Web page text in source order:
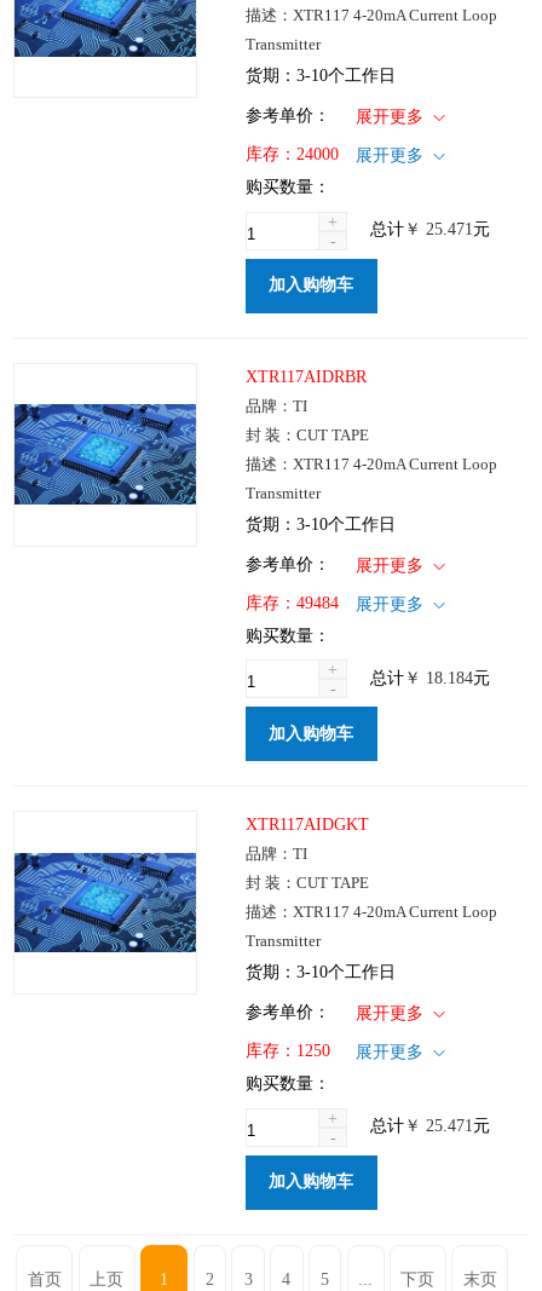
描述：XTR117 4-20mA Current Loop
Transmitter
货期：3-10个工作日
参考单价： 1+: ￥25.471
100+: ￥20.564
展开更多
库存： 24000
仓库：国内
展开更多
购买数量：
+
-
总计￥ 25.471元
加入购物车
XTR117AIDRBR
品牌：TI
封 装：CUT TAPE
描述：XTR117 4-20mA Current Loop
Transmitter
货期：3-10个工作日
参考单价： 1+: ￥18.184
: ￥14.686
展开更多
库存： 49484
仓库：国内
展开更多
购买数量：
+
-
总计￥ 18.184元
加入购物车
XTR117AIDGKT
品牌：TI
封 装：CUT TAPE
描述：XTR117 4-20mA Current Loop
Transmitter
货期：3-10个工作日
参考单价： 1+: ￥25.471
100+: ￥20.564
展开更多
库存： 1250
仓库：国内
展开更多
购买数量：
+
-
总计￥ 25.471元
加入购物车
首页 上页 1 2 3 4 5 ... 下页 末页